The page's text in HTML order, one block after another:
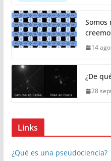
Somos
14
¿De
28
Links
¿Qué es una pseudociencia?